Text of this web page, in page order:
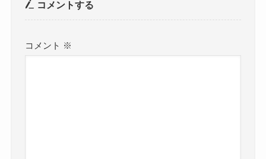
コメントする
コメント ※